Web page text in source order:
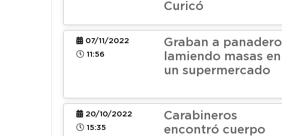
Curicó
07/11/2022
11:56
Graban a panadero
lamiendo masas en
un supermercado
20/10/2022
15:35
Carabineros
encontró cuerpo